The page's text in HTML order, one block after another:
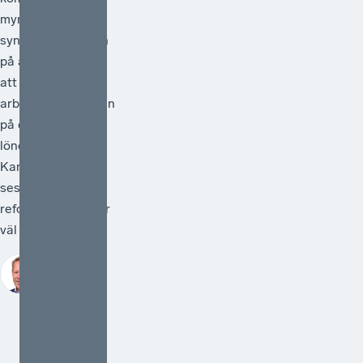
myndigheter
synliggöra skatten
på arbete genom
att redovisa
arbetsgivaravgiften
på de anställdas
lönebesked.
Kanske kan detta
ses som en liten
reform, men den är
väl så viktig.